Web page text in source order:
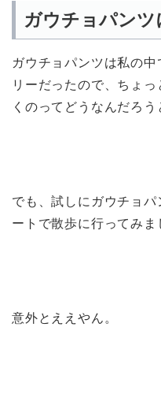
ガウチョパンツ
ガウチョパンツは私の
リーだったので、ちょ
くのってどうなんだろう
でも、試しにガウチョ
ートで散歩に行ってみま
意外とええやん。